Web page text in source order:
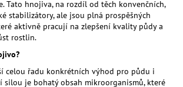
Tato hnojiva, na rozdíl od těch konvenčních,
stabilizátory, ale jsou plná prospěšných
aktivně pracují na zlepšení kvality půdy a
rostlin.
celou řadu konkrétních výhod pro půdu i
silou je bohatý obsah mikroorganismů, které